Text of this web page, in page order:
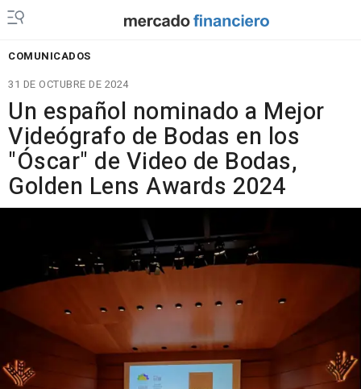
COMUNICADOS
31 DE OCTUBRE DE 2024
Un español nominado a Mejor
Videógrafo de Bodas en los
"Óscar" de Video de Bodas,
Golden Lens Awards 2024